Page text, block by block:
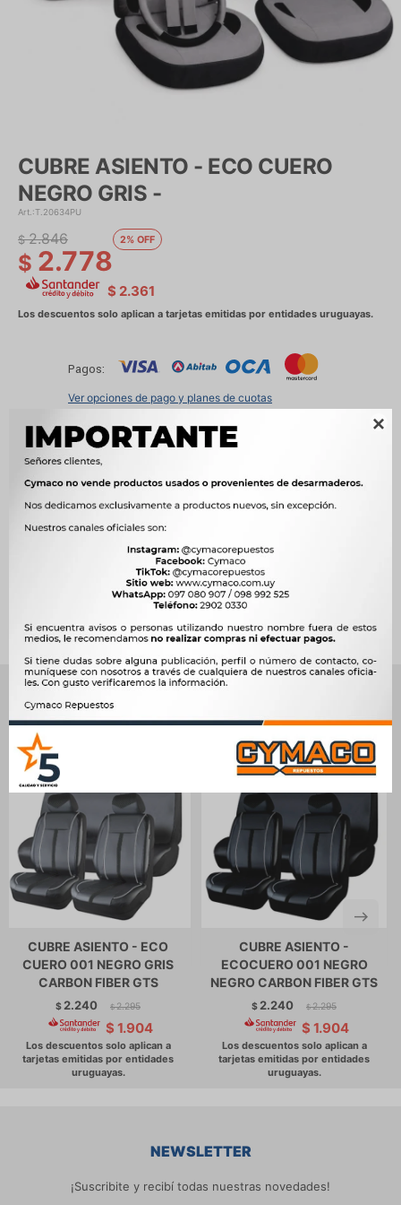

CUBRE ASIENTO - ECO CUERO
NEGRO GRIS -
T.20634PU
$ 2.778
$ 2.846 2
$ 2.361
Pagos:
Ver opciones de pago y planes de cuotas
Métodos y costos de envío
   
Ver mas productos de la marca Sin Marca
Productos que te pueden interesar
CUBRE ASIENTO - ECO
CUERO 001 NEGRO GRIS
CARBON FIBER GTS
$ 2.240 $ 2.295
$ 1.904
CUBRE ASIENTO -
ECOCUERO 001 NEGRO
NEGRO CARBON FIBER GTS
$ 2.240 $ 2.295
$ 1.904
NEWSLETTER
¡Suscribite y recibí todas nuestras novedades!